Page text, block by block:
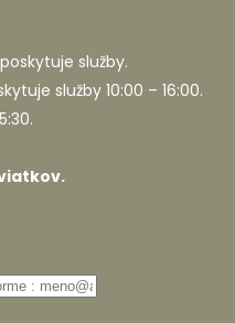
služby.
služby 10:00 – 16:00.